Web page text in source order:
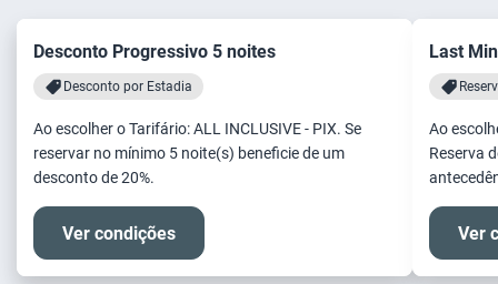
Desconto Progressivo 5 noites
Desconto por Estadia
Ao escolher o Tarifário: ALL INCLUSIVE - PIX. Se
reservar no mínimo 5 noite(s) beneficie de um
desconto de 20%.
Ver condições
Last
Ao
Reserva
Ver